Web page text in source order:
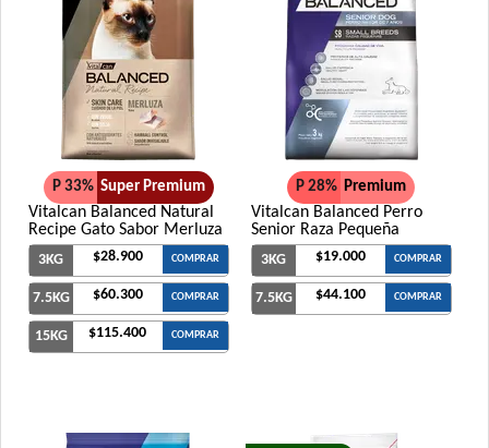
P 33% Super Premium
Vitalcan Balanced Natural
Recipe Gato Sabor Merluza
3KG $28.900 COMPRAR
7.5KG $60.300 COMPRAR
15KG $115.400 COMPRAR
P 28% Premium
Vitalcan Balanced Perro
Senior Raza Pequeña
3KG $19.000 COMPRAR
7.5KG $44.100 COMPRAR